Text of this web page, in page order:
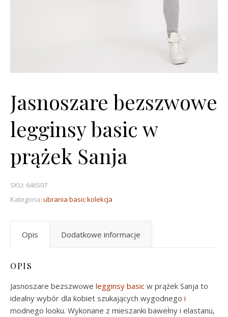
Jasnoszare bezszwowe
legginsy basic w
prążek Sanja
SKU: 646507
Kategoria: ubrania basic kolekcja
Opis Dodatkowe informacje
OPIS
Jasnoszare bezszwowe legginsy basic w prążek Sanja to
idealny wybór dla kobiet szukających wygodnego i
modnego looku. Wykonane z mieszanki bawełny i elastanu,